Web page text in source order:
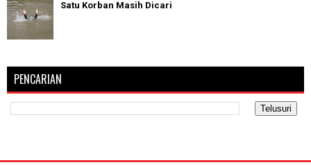
Satu Korban Masih Dicari
PENCARIAN